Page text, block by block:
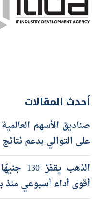
أحدث المقالات
على التوالي بدعم
الذهب
أقوى أداء أسبوعي منذ